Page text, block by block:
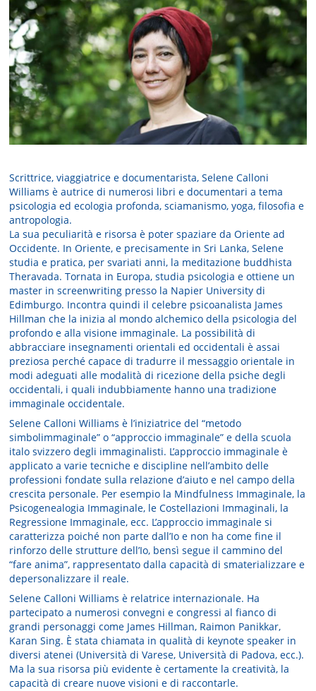
Scrittrice, viaggiatrice e documentarista, Selene Calloni
Williams è autrice di numerosi libri e documentari a tema
psicologia ed ecologia profonda, sciamanismo, yoga, filosofia e
antropologia.
La sua peculiarità e risorsa è poter spaziare da Oriente ad
Occidente. In Oriente, e precisamente in Sri Lanka, Selene
studia e pratica, per svariati anni, la meditazione buddhista
Theravada. Tornata in Europa, studia psicologia e ottiene un
master in screenwriting presso la Napier University di
Edimburgo. Incontra quindi il celebre psicoanalista James
Hillman che la inizia al mondo alchemico della psicologia del
profondo e alla visione immaginale. La possibilità di
abbracciare insegnamenti orientali ed occidentali è assai
preziosa perché capace di tradurre il messaggio orientale in
modi adeguati alle modalità di ricezione della psiche degli
occidentali, i quali indubbiamente hanno una tradizione
immaginale occidentale.
Selene Calloni Williams è l’iniziatrice del “metodo
simbolimmaginale” o “approccio immaginale” e della scuola
italo svizzero degli immaginalisti. L’approccio immaginale è
applicato a varie tecniche e discipline nell’ambito delle
professioni fondate sulla relazione d’aiuto e nel campo della
crescita personale. Per esempio la Mindfulness Immaginale, la
Psicogenealogia Immaginale, le Costellazioni Immaginali, la
Regressione Immaginale, ecc. L’approccio immaginale si
caratterizza poiché non parte dall’Io e non ha come fine il
rinforzo delle strutture dell’Io, bensì segue il cammino del
“fare anima”, rappresentato dalla capacità di smaterializzare e
depersonalizzare il reale.
Selene Calloni Williams è relatrice internazionale. Ha
partecipato a numerosi convegni e congressi al fianco di
grandi personaggi come James Hillman, Raimon Panikkar,
Karan Sing. È stata chiamata in qualità di keynote speaker in
diversi atenei (Università di Varese, Università di Padova, ecc.).
Ma la sua risorsa più evidente è certamente la creatività, la
capacità di creare nuove visioni e di raccontarle.